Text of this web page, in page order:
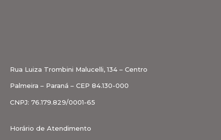
Rua Luiza Trombini Malucelli, 134 – Centro
Palmeira – Paraná – CEP 84.130-000
CNPJ: 76.179.829/0001-65
Horário de Atendimento